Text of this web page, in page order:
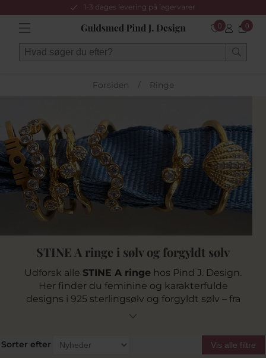
1-3 dages levering på lagervarer
0 0
Forsiden / Ringe
STINE A ringe i sølv og forgyldt sølv
Udforsk alle STINE A ringe hos Pind J. Design.
Her finder du feminine og karakterfulde
designs i 925 sterlingsølv og forgyldt sølv – fra
STINE A fingerring
rummer både klassiske former og legende
detaljer som hjerter og farvede sten, der giver
Sorter efter Vis alle filtre